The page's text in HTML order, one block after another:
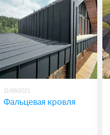
11/08/2021
Фальцевая кровля